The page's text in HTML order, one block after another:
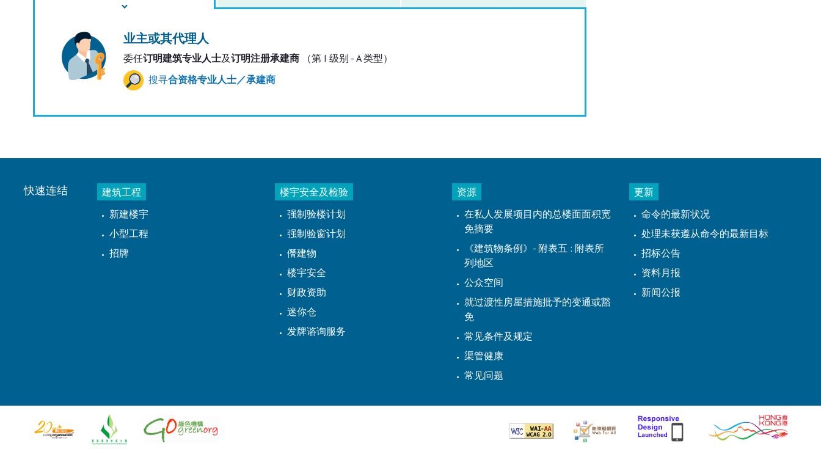
业主或其代理人
委任订明建筑专业人士及订明注册承建商（第 I 级别 - A 类型）
搜寻合资格专业人士／承建商
快速连结
建筑工程
新建楼宇
小型工程
招牌
楼宇安全及检验
强制验楼计划
强制验窗计划
僭建物
楼宇安全
财政资助
迷你仓
发牌谘询服务
资源
在私人发展项目内的总楼面面积宽
免摘要
《建筑物条例》- 附表五 : 附表所
列地区
公众空间
就过渡性房屋措施批予的变通或豁
免
常见条件及规定
渠管健康
常见问题
更新
命令的最新状况
处理未获遵从命令的最新目标
招标公告
资料月报
新闻公报